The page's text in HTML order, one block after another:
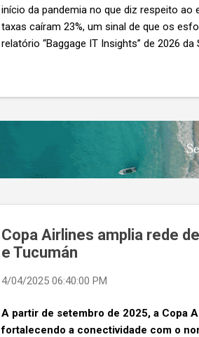
início da pandemia no que diz respeito
taxas caíram 23%, um sinal de que os
relatório “Baggage IT Insights” de 2026
lucro líquido médio de apenas US$ 8 por
Copa Airlines amplia rede
e Tucumán
4/04/2025 06:40:00 PM
A partir de setembro de 2025, a Copa
fortalecendo a conectividade com o